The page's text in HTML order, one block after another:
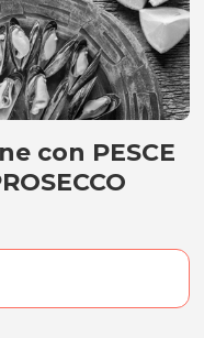
con
con PESCE